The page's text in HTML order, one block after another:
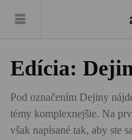
Edícia:
Pod označením Dejiny
témy komplexnejšie. Na
však napísané tak, aby ste